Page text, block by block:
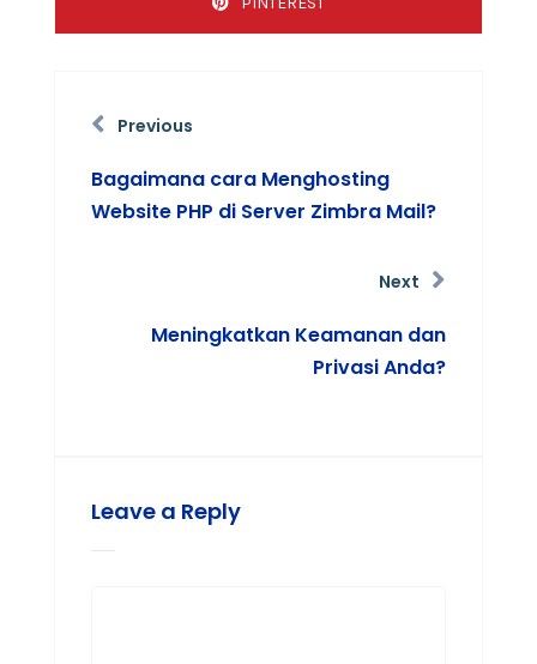
Previous
Bagaimana cara Menghosting
Website PHP di Server Zimbra Mail?
Next
Meningkatkan Keamanan dan
Privasi Anda?
Leave a Reply